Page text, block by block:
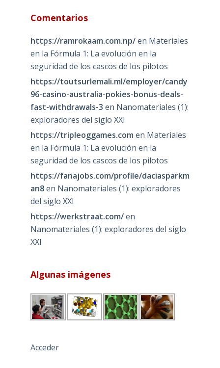
Comentarios
https://ramrokaam.com.np/en Materiales
en la Fórmula 1: La evolución en la
seguridad de los cascos de los pilotos
https://toutsurlemali.ml/employer/candy
96-casino-australia-pokies-bonus-deals-
fast-withdrawals-3 en Nanomateriales (1):
exploradores del siglo XXI
https://tripleoggames.com en Materiales
en la Fórmula 1: La evolución en la
seguridad de los cascos de los pilotos
https://fanajobs.com/profile/daciasparkm
an8en Nanomateriales (1): exploradores
del siglo XXI
https://werkstraat.com/en
Nanomateriales (1): exploradores del siglo
XXI
Algunas imágenes
Acceder